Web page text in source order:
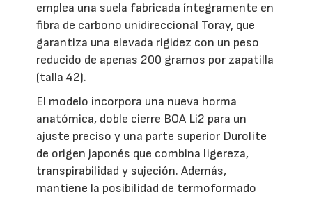
emplea una suela fabricada íntegramente en
fibra de carbono unidireccional Toray, que
garantiza una elevada rigidez con un peso
reducido de apenas 200 gramos por zapatilla
(talla 42).
El modelo incorpora una nueva horma
anatómica, doble cierre BOA Li2 para un
ajuste preciso y una parte superior Durolite
de origen japonés que combina ligereza,
transpirabilidad y sujeción. Además,
mantiene la posibilidad de termoformado